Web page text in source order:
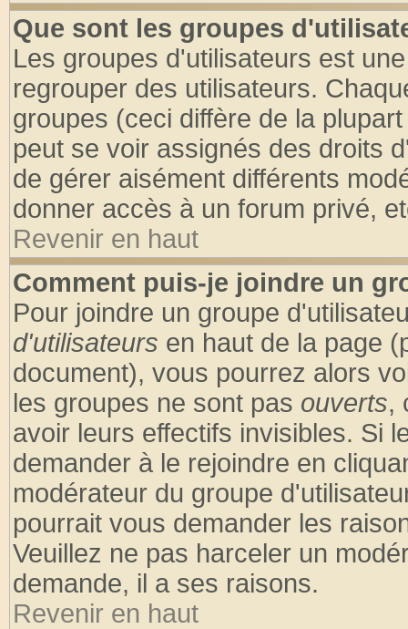
Que sont les groupes
Les groupes d'utilisateurs est
regrouper des utilisateurs.
groupes (ceci diffère de la
peut se voir assignés des droits
de gérer aisément différents
donner accès à un forum privé,
Revenir en haut
Comment puis-je joindre un
Pour joindre un groupe
d'utilisateurs en haut de la page
document), vous pourrez alors
les groupes ne sont pas ouverts,
avoir leurs effectifs invisibles. Si
demander à le rejoindre en
modérateur du groupe
pourrait vous demander les
Veuillez ne pas harceler un
demande, il a ses raisons.
Revenir en haut